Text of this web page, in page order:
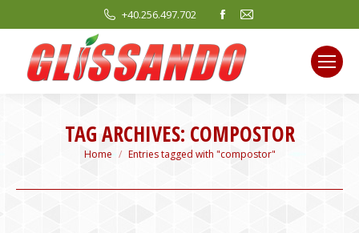
+40.256.497.702
Facebook
opens
in
new
Mail
new
TAG ARCHIVES: COMPOSTOR
You are here:
Home Entries tagged with "compostor"